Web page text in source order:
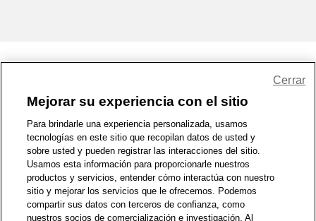
1-800-679-9691 | Contáctenos | Términos de Uso | Accesibilidad
Política de Privacidad | WA Privacy Policy | Mapa del sitio
Zona de Bienestar | © 1999 - 2026 CVS.com
Mejorar su experiencia con el sitio
Para brindarle una experiencia personalizada, usamos
tecnologías en este sitio que recopilan datos de usted y
sobre usted y pueden registrar las interacciones del sitio.
Usamos esta información para proporcionarle nuestros
productos y servicios, entender cómo interactúa con nuestro
sitio y mejorar los servicios que le ofrecemos. Podemos
compartir sus datos con terceros de confianza, como
nuestros socios de comercialización e investigación. Al
Cerrar